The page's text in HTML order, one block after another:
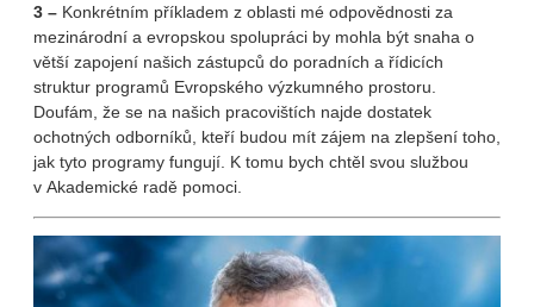
3 – Konkrétním příkladem z oblasti mé odpovědnosti za
mezinárodní a evropskou spolupráci by mohla být snaha o
větší zapojení našich zástupců do poradních a řídicích
struktur programů Evropského výzkumného prostoru.
Doufám, že se na našich pracovištích najde dostatek
ochotných odborníků, kteří budou mít zájem na zlepšení toho,
jak tyto programy fungují. K tomu bych chtěl svou službou
v Akademické radě pomoci.